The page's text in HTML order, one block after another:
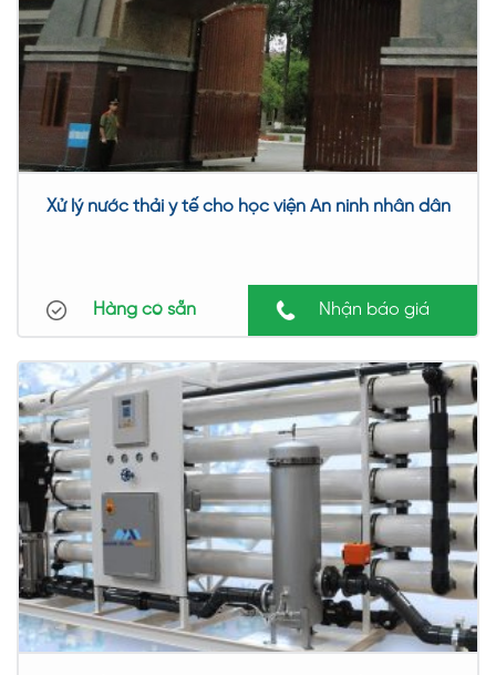
Xử lý nước thải y tế cho học viện An ninh nhân dân
Hàng có sẵn Nhận báo giá